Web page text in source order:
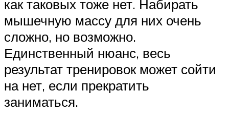
как таковых тоже нет. Набирать
мышечную массу для них очень
сложно, но возможно.
Единственный нюанс, весь
результат тренировок может сойти
на нет, если прекратить
заниматься.